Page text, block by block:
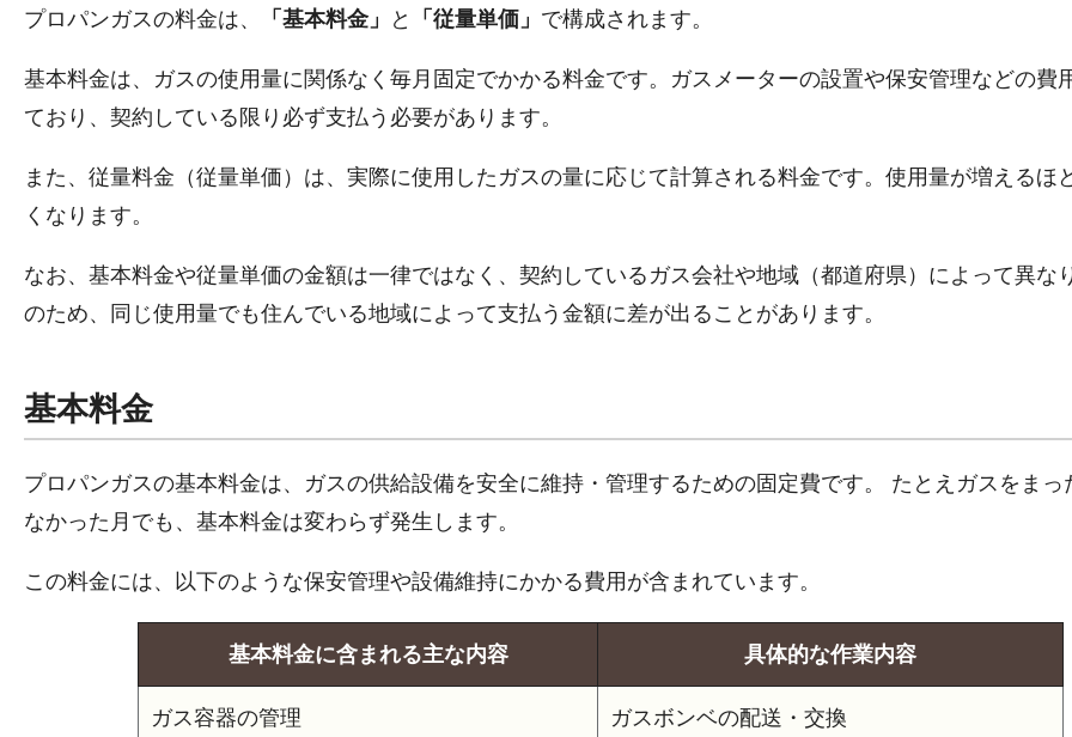
プロパンガスの料金は、 「基本料金」 と 「従量単価」 で構成されます。
基本料金は、ガスの使用量に関係なく毎月固定でかかる料金です。ガスメーターの設置や保安管理などの費
ており、契約している限り必ず支払う必要があります。
また、従量料金（従量単価）は、実際に使用したガスの量に応じて計算される料金です。使用量が増えるほ
くなります。
なお、基本料金や従量単価の金額は一律ではなく、契約しているガス会社や地域（都道府県）によって異な
のため、同じ使用量でも住んでいる地域によって支払う金額に差が出ることがあります。
基本料金
プロパンガスの基本料金は、ガスの供給設備を安全に維持・管理するための固定費です。 たとえガスをまっ
なかった月でも、基本料金は変わらず発生します。
この料金には、以下のような保安管理や設備維持にかかる費用が含まれています。
基本料金に含まれる主な内容 具体的な作業内容
ガス容器の管理 ガスボンベの配送・交換